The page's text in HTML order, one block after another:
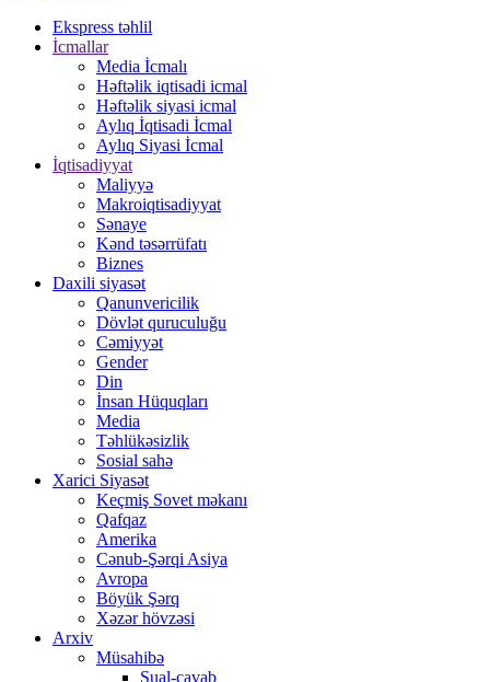
Ekspress təhlil
İcmallar
Media İcmalı
Həftəlik iqtisadi icmal
Həftəlik siyasi icmal
Aylıq İqtisadi İcmal
Aylıq Siyasi İcmal
İqtisadiyyat
Maliyyə
Makroiqtisadiyyat
Sənaye
Kənd təsərrüfatı
Biznes
Daxili siyasət
Qanunvericilik
Dövlət quruculuğu
Cəmiyyət
Gender
Din
İnsan Hüquqları
Media
Təhlükəsizlik
Sosial sahə
Xarici Siyasət
Keçmiş Sovet məkanı
Qafqaz
Amerika
Cənub-Şərqi Asiya
Avropa
Böyük Şərq
Xəzər hövzəsi
Arxiv
Müsahibə
Sual-cavab